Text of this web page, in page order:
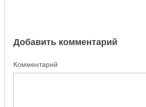
Добавить комментарий
Комментарий